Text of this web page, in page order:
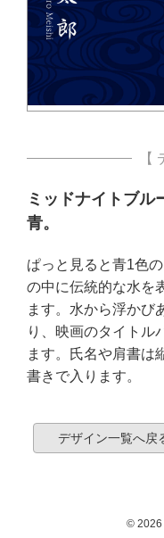
【
ミッドナイトブル
青。
ぱっと見ると青1色
の中に伝統的な水を
ます。水から浮かび
り、映画のタイトル
ます。氏名や肩書は
書きで入ります。
デザイン一覧へ戻
© 2026